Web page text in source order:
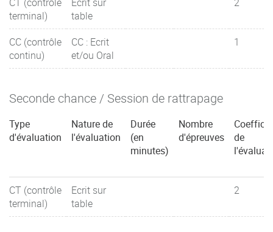
terminal)
table
CC (contrôle
continu)
CC : Ecrit
et/ou Oral
1
Seconde chance / Session de rattrapage
Type
d'évaluation
Nature de
l'évaluation
Durée
(en
minutes)
Nombre
d'épreuves
de
CT (contrôle
terminal)
Ecrit sur
table
2